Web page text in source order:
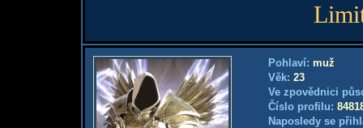
Pohlaví: muž
Věk: 23
Ve zpovědnici
Číslo profilu:
Naposledy se